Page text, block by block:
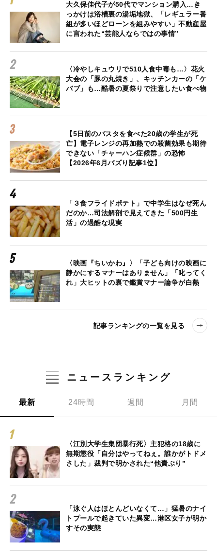
大久保佳代子が50代でマンション購入…き
っかけは浴槽裏の湯垢地獄、「レギュラー番
組が多いほどローンを組みやすい」不動産屋
に言われた“芸能人ならではの事情”
〈冷やしキュウリで510人食中毒も…〉花火
大会の「豚の丸焼き」、キッチンカーの「ケ
バブ」も…酷暑の夏祭りで注意したい食べ物
【5日前のパスタを食べた20歳の学生が死
亡】電子レンジの再加熱での殺菌効果も期待
できない「チャーハン症候群」の恐怖
【2026年6月バズり記事1位】
「３食フライドポテト」で中学生はなぜ死ん
だのか…司法解剖で見えてきた「500円生
活」の過酷な現実
〈映画『ちいかわ』〉「子ども向けの映画に
静かにするマナーはありません」「叱ってく
れ」大ヒットの裏で鑑賞マナー論争が白熱
記事ランキングの一覧を見る
ニュースランキング
最新 24時間 週間 月間
〈江別大学生集団暴行死〉主犯格の18歳に
無期懲役「自分はやってねぇ。誰かがトドメ
さした」裁判で明かされた“他責ぶり”
「泳ぐ人はほとんどいなくて…」猛暑のナイ
トプールで起きていた異変…港区女子が明か
すその実態